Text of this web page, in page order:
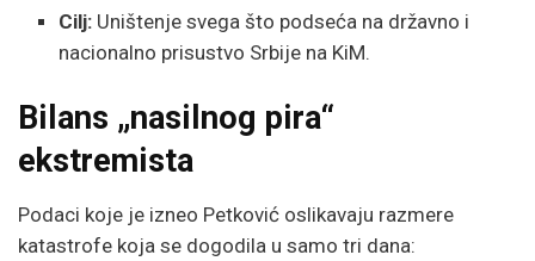
Cilj: Uništenje svega što podseća na državno i
nacionalno prisustvo Srbije na KiM.
Bilans „nasilnog pira“
ekstremista
Podaci koje je izneo Petković oslikavaju razmere
katastrofe koja se dogodila u samo tri dana: